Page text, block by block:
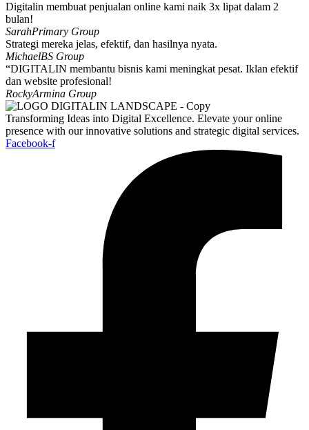
Digitalin membuat penjualan online kami naik 3x lipat dalam 2
bulan!
SarahPrimary Group
Strategi mereka jelas, efektif, dan hasilnya nyata.
MichaelBS Group
“DIGITALIN membantu bisnis kami meningkat pesat. Iklan efektif
dan website profesional!
RockyArmina Group
Transforming Ideas into Digital Excellence. Elevate your online
presence with our innovative solutions and strategic digital services.
Facebook-f